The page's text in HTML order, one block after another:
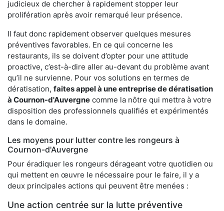
judicieux de chercher à rapidement stopper leur
prolifération après avoir remarqué leur présence.
Il faut donc rapidement observer quelques mesures
préventives favorables. En ce qui concerne les
restaurants, ils se doivent d’opter pour une attitude
proactive, c’est-à-dire aller au-devant du problème avant
qu’il ne survienne. Pour vos solutions en termes de
dératisation, faites appel à une entreprise de dératisation
à Cournon-d'Auvergne comme la nôtre qui mettra à votre
disposition des professionnels qualifiés et expérimentés
dans le domaine.
Les moyens pour lutter contre les rongeurs à
Cournon-d'Auvergne
Pour éradiquer les rongeurs dérageant votre quotidien ou
qui mettent en œuvre le nécessaire pour le faire, il y a
deux principales actions qui peuvent être menées :
Une action centrée sur la lutte préventive